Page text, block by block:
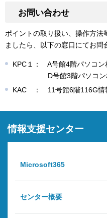
お問い合わせ
ポイントの取り扱い、操作方
ましたら、以下の窓口にてお問
KPC１： A号館4階パソコン
D号館3階パソコン相
KAC ： 11号館6階116G情
情報支援センター
Microsoft365
センター概要